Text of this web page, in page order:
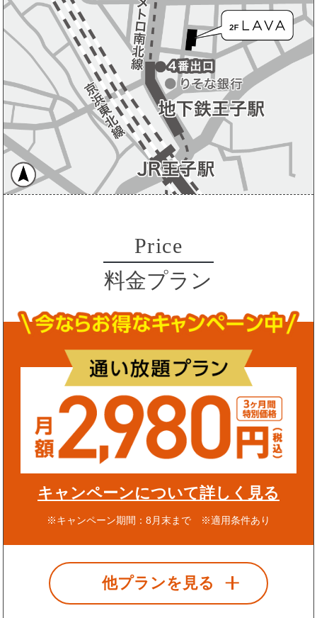
Price
料金プラン
キャンペーンについて詳しく見る
※キャンペーン期間：8月末まで ※適用条件あり
他プランを見る